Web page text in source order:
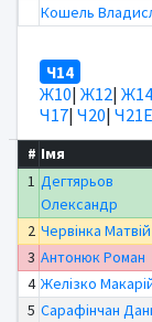
Кошель
Ч14
Ж10| Ж12| Ж14
Ч17| Ч20| Ч21Е
# Імя
1 Дегтярьов
Олександр
2 Червінка Матвій
3 Антонюк Роман
4 Желізко
5 Сарафінчан